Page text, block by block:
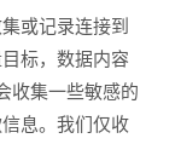
或记录连接到
标，数据内容
收集一些敏感的
息。我们仅收